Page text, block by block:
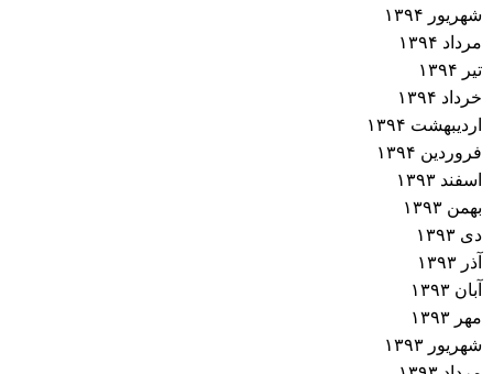
شهریور ۱۳۹۴
مرداد ۱۳۹۴
تیر ۱۳۹۴
خرداد ۱۳۹۴
اردیبهشت ۱۳۹۴
فروردین ۱۳۹۴
اسفند ۱۳۹۳
بهمن ۱۳۹۳
دی ۱۳۹۳
آذر ۱۳۹۳
آبان ۱۳۹۳
مهر ۱۳۹۳
شهریور ۱۳۹۳